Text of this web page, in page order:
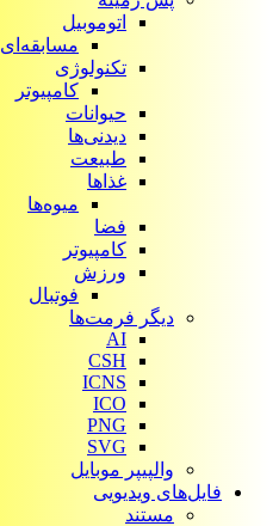
اتوموبیل
مسابقه‌ای
تکنولوژی
کامپیوتر
حیوانات
دیدنی‌ها
طبیعت
غذاها
میوه‌ها
فضا
کامپیوتر
ورزش
فوتبال
دیگر فرمت‌ها
AI
CSH
ICNS
ICO
PNG
SVG
والپیپر موبایل
فایل‌های ویدیویی
مستند